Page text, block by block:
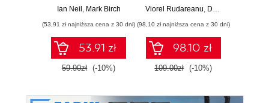
questions to help
CompTIA A+ Core
1 exam on your
first attempt
Ian Neil Mark Birch
(53,91 zł najniższa cena z 30 dni)
53.91 zł
59.90zł (-10%)
of the Linux OS
for effective
administration
Viorel Rudareanu Daniil Baturin
(98,10 zł najniższa cena z 30 dni)
98.10 zł
109.00zł (-10%)